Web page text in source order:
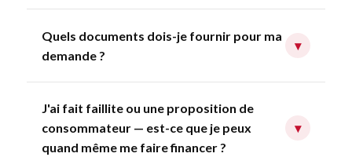
Quels documents dois-je fournir pour ma
demande ?
▾
J'ai fait faillite ou une proposition de
consommateur — est-ce que je peux
quand même me faire financer ?
▾